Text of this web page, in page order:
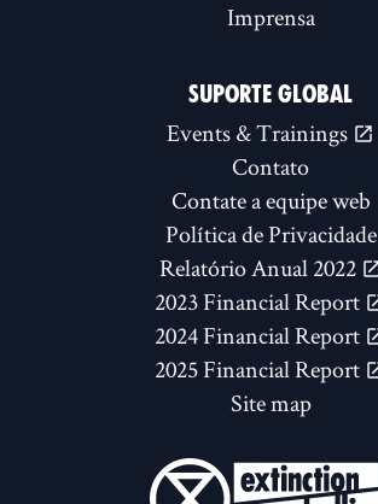
Imprensa
SUPORTE GLOBAL
Events & Trainings
Contato
Contate a equipe web
Política de Privacidade
Relatório Anual 2022
2023 Financial Report
2024 Financial Report
2025 Financial Report
Site map